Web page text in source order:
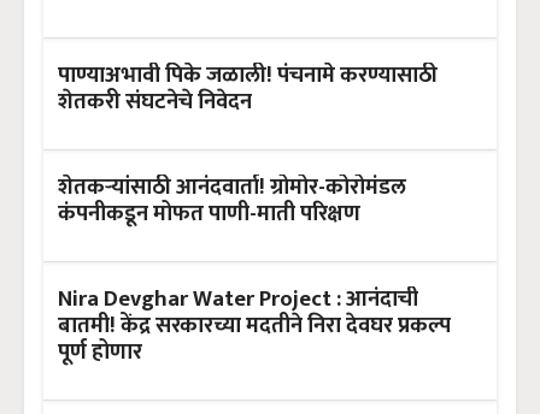
पाण्याअभावी पिके जळाली! पंचनामे करण्यासाठी
शेतकरी संघटनेचे निवेदन
शेतकऱ्यांसाठी आनंदवार्ता! ग्रोमोर-कोरोमंडल
कंपनीकडून मोफत पाणी-माती परिक्षण
Nira Devghar Water Project : आनंदाची
बातमी! केंद्र सरकारच्या मदतीने निरा देवघर प्रकल्प
पूर्ण होणार